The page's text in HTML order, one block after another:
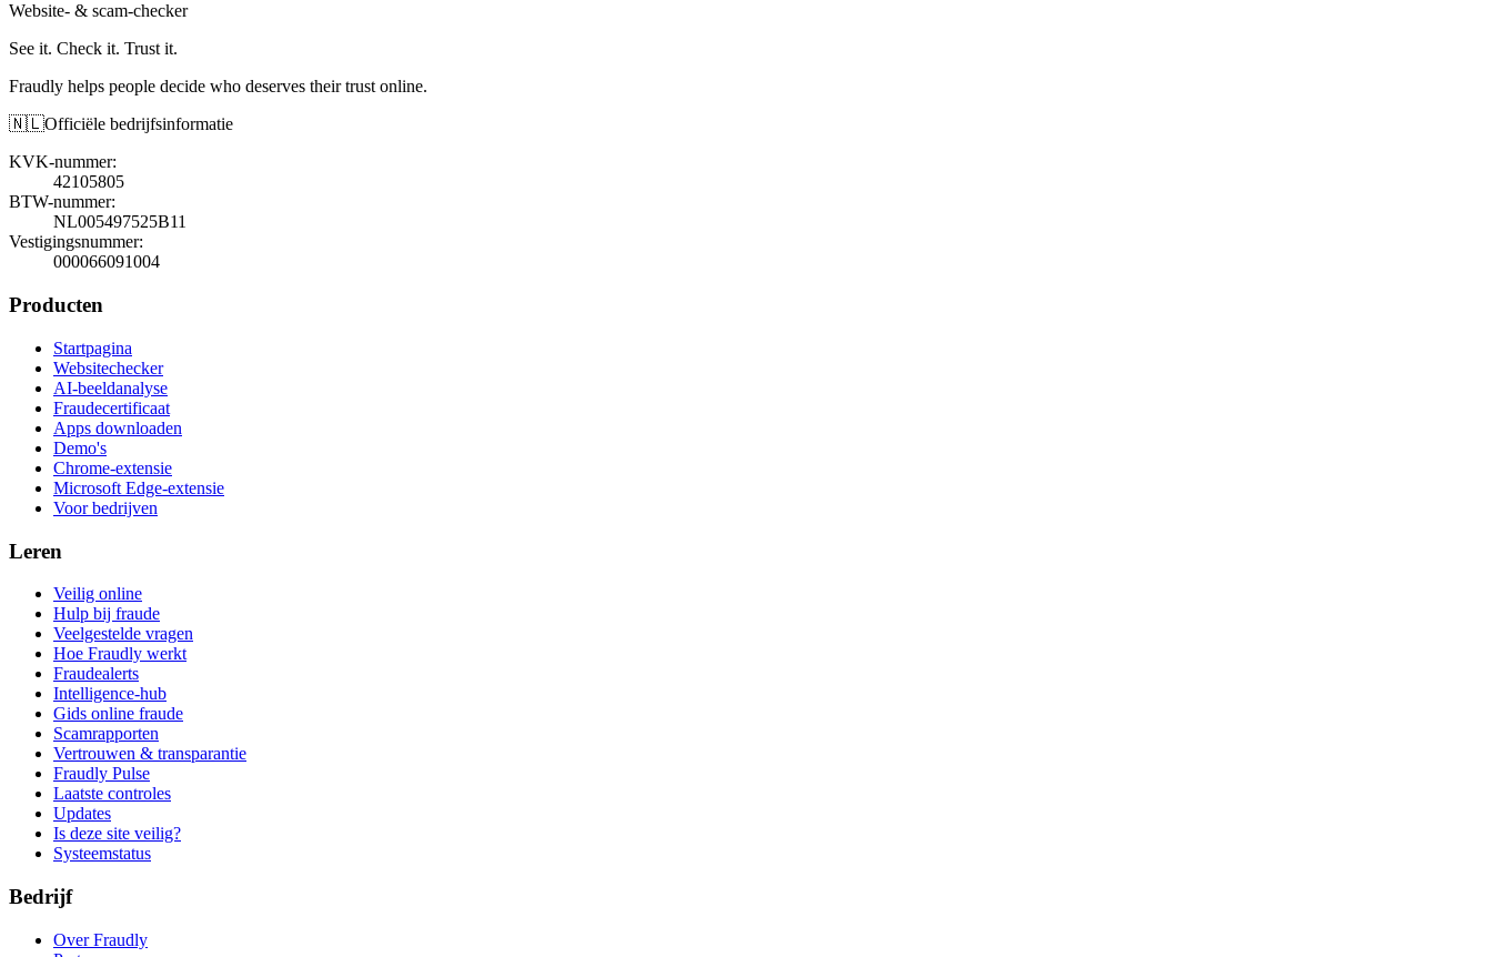
Website- & scam-checker
See it. Check it. Trust it.
Fraudly helps people decide who deserves their trust online.
🇳🇱Officiële bedrijfsinformatie
KVK-nummer:
42105805
BTW-nummer:
NL005497525B11
Vestigingsnummer:
000066091004
Producten
Startpagina
Websitechecker
AI-beeldanalyse
Fraudecertificaat
Apps downloaden
Demo's
Chrome-extensie
Microsoft Edge-extensie
Voor bedrijven
Leren
Veilig online
Hulp bij fraude
Veelgestelde vragen
Hoe Fraudly werkt
Fraudealerts
Intelligence-hub
Gids online fraude
Scamrapporten
Vertrouwen & transparantie
Fraudly Pulse
Laatste controles
Updates
Is deze site veilig?
Systeemstatus
Bedrijf
Over Fraudly